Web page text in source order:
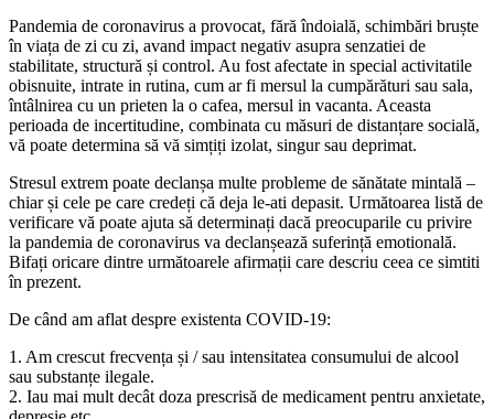
Pandemia de coronavirus a provocat, fără îndoială, schimbări bruște
în viața de zi cu zi, avand impact negativ asupra senzatiei de
stabilitate, structură și control. Au fost afectate in special activitatile
obisnuite, intrate in rutina, cum ar fi mersul la cumpărături sau sala,
întâlnirea cu un prieten la o cafea, mersul in vacanta. Aceasta
perioada de incertitudine, combinata cu măsuri de distanțare socială,
vă poate determina să vă simțiți izolat, singur sau deprimat.
Stresul extrem poate declanșa multe probleme de sănătate mintală –
chiar și cele pe care credeți că deja le-ati depasit. Următoarea listă de
verificare vă poate ajuta să determinați dacă preocuparile cu privire
la pandemia de coronavirus va declanșează suferință emotională.
Bifați oricare dintre următoarele afirmații care descriu ceea ce simtiti
în prezent.
De când am aflat despre existenta COVID-19:
1. Am crescut frecvența și / sau intensitatea consumului de alcool
sau substanțe ilegale.
2. Iau mai mult decât doza prescrisă de medicament pentru anxietate,